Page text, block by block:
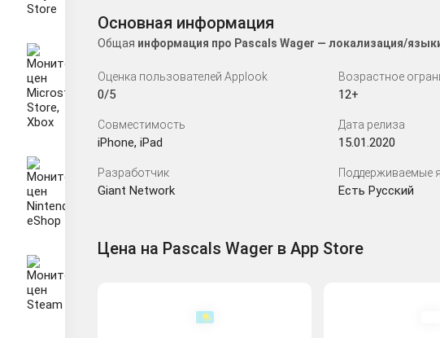
Основная информация
Общая информация про Pascals Wager — локализация/
Оценка пользователей Applook
0/5
Возрастное
12+
Совместимость
iPhone, iPad
Дата релиза
15.01.2020
Разработчик
Giant Network
Поддерживаемые
Есть Русский
Цена на Pascals Wager в App Store